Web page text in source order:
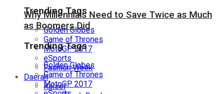
Trending Tags
Golden Globes
Game of Thrones
MotoGP 2017
eSports
Fashion Week
Daerah
Kalsel
Why Millennials Need to Save Twice as Much
as Boomers Did
Trending Tags
Golden Globes
Game of Thrones
MotoGP 2017